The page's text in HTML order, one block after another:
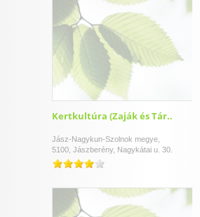
Kertkultúra (Zaják és Tár..
Jász-Nagykun-Szolnok megye,
5100, Jászberény, Nagykátai u. 30.